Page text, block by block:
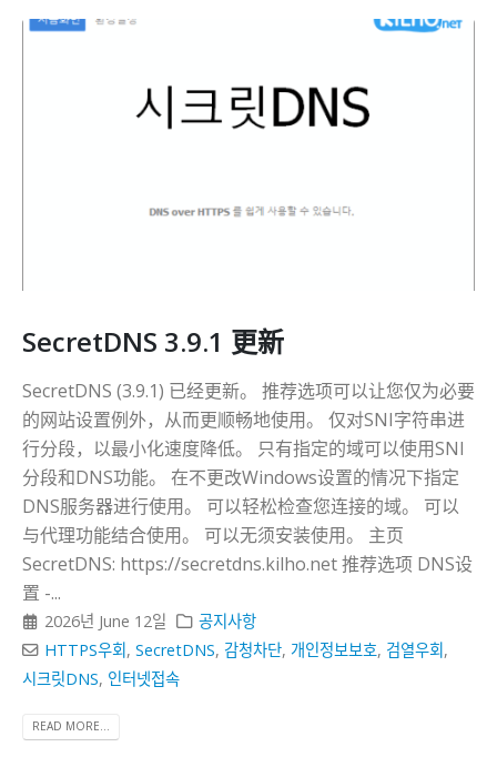
SecretDNS 3.9.1 更新
SecretDNS (3.9.1) 已经更新。 推荐选项可以让您仅为必要
的网站设置例外，从而更顺畅地使用。 仅对SNI字符串进
行分段，以最小化速度降低。 只有指定的域可以使用SNI
分段和DNS功能。 在不更改Windows设置的情况下指定
DNS服务器进行使用。 可以轻松检查您连接的域。 可以
与代理功能结合使用。 可以无须安装使用。 主页
SecretDNS: https://secretdns.kilho.net 推荐选项 DNS设
置 -...
2026년 June 12일
공지사항
HTTPS우회,SecretDNS,감청차단, 개인정보보호, 검열우회,
시크릿DNS, 인터넷접속
READ MORE...